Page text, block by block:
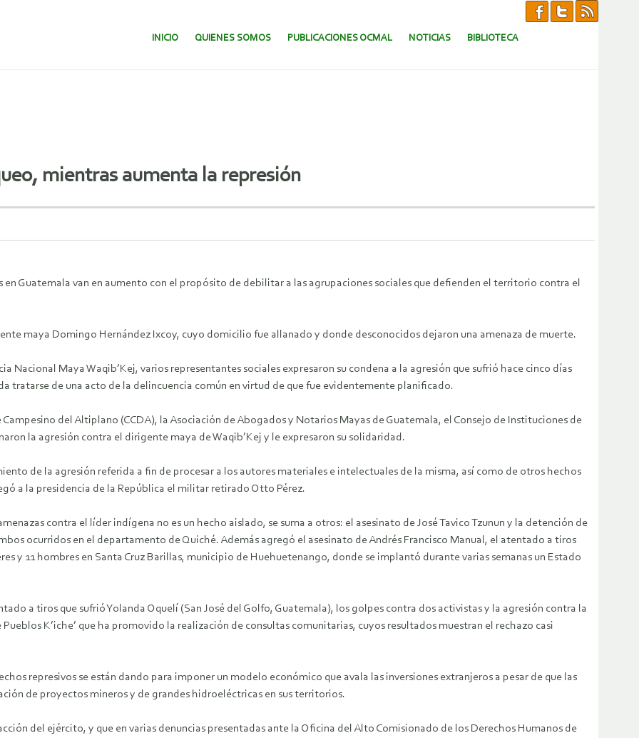
SALTAR AL CONTENIDO.
INICIO QUIENES SOMOS PUBLICACIONES OCMAL NOTICIAS BIBLIOTECA
mientras aumenta la represión
en Guatemala van en aumento con el propósito de debilitar a las agrupaciones sociales que defienden el territorio contra el
maya Domingo Hernández Ixcoy, cuyo domicilio fue allanado y donde desconocidos dejaron una amenaza de muerte.
Nacional Maya Waqib’Kej, varios representantes sociales expresaron su condena a la agresión que sufrió hace cinco días
tratarse de una acto de la delincuencia común en virtud de que fue evidentemente planificado.
Campesino del Altiplano (CCDA), la Asociación de Abogados y Notarios Mayas de Guatemala, el Consejo de Instituciones de
la agresión contra el dirigente maya de Waqib’Kej y le expresaron su solidaridad.
de la agresión referida a fin de procesar a los autores materiales e intelectuales de la misma, así como de otros hechos
a la presidencia de la República el militar retirado Otto Pérez.
contra el líder indígena no es un hecho aislado, se suma a otros: el asesinato de José Tavico Tzunun y la detención de
ocurridos en el departamento de Quiché. Además agregó el asesinato de Andrés Francisco Manual, el atentado a tiros
y 11 hombres en Santa Cruz Barillas, municipio de Huehuetenango, donde se implantó durante varias semanas un Estado
a tiros que sufrió Yolanda Oquelí (San José del Golfo, Guatemala), los golpes contra dos activistas y la agresión contra la
K’iche’ que ha promovido la realización de consultas comunitarias, cuyos resultados muestran el rechazo casi
represivos se están dando para imponer un modelo económico que avala las inversiones extranjeros a pesar de que las
de proyectos mineros y de grandes hidroeléctricas en sus territorios.
del ejército, y que en varias denuncias presentadas ante la Oficina del Alto Comisionado de los Derechos Humanos de